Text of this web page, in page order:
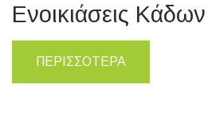
Ενοικιάσεις Κάδων
ΠΕΡΙΣΣΟΤΕΡΑ